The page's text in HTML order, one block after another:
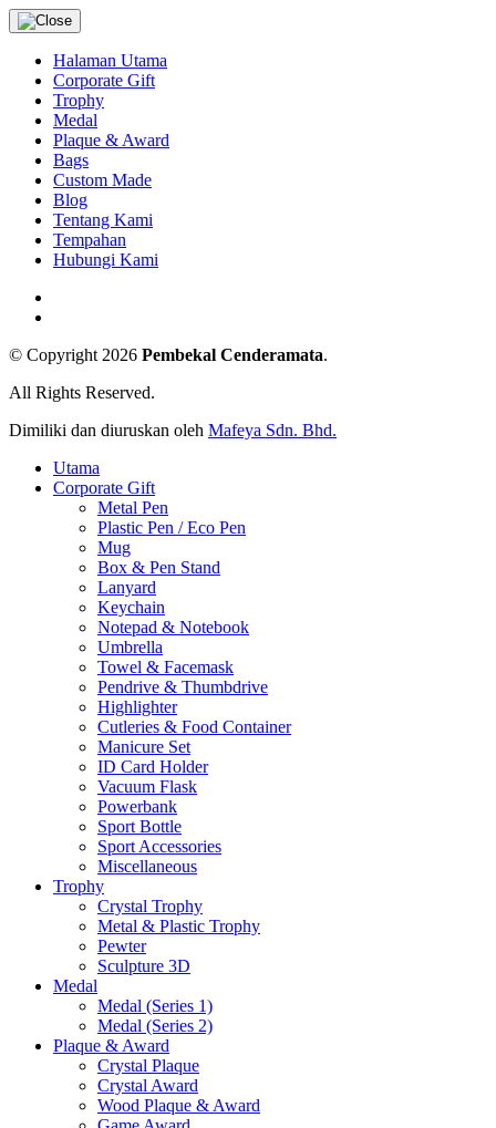
Halaman Utama
Corporate Gift
Trophy
Medal
Plaque & Award
Bags
Custom Made
Blog
Tentang Kami
Tempahan
Hubungi Kami
© Copyright 2026 Pembekal Cenderamata.
All Rights Reserved.
Dimiliki dan diuruskan oleh Mafeya Sdn. Bhd.
Utama
Corporate Gift
Metal Pen
Plastic Pen / Eco Pen
Mug
Box & Pen Stand
Lanyard
Keychain
Notepad & Notebook
Umbrella
Towel & Facemask
Pendrive & Thumbdrive
Highlighter
Cutleries & Food Container
Manicure Set
ID Card Holder
Vacuum Flask
Powerbank
Sport Bottle
Sport Accessories
Miscellaneous
Trophy
Crystal Trophy
Metal & Plastic Trophy
Pewter
Sculpture 3D
Medal
Medal (Series 1)
Medal (Series 2)
Plaque & Award
Crystal Plaque
Crystal Award
Wood Plaque & Award